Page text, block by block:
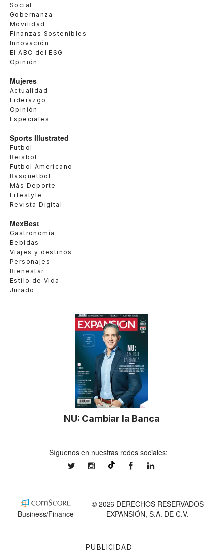
Social
Gobernanza
Movilidad
Finanzas Sostenibles
Innovación
El ABC del ESG
Opinión
Mujeres
Actualidad
Liderazgo
Opinión
Especiales
Sports Illustrated
Futbol
Beisbol
Futbol Americano
Basquetbol
Más Deporte
Lifestyle
Revista Digital
MexBest
Gastronomía
Bebidas
Viajes y destinos
Personajes
Bienestar
Estilo de Vida
Jurado
NU: Cambiar la Banca
PUBLICIDAD
Síguenos en nuestras redes sociales:
expansionmxexpansionmx ExpansionMex
Business/Finance
© 2026 DERECHOS RESERVADOS
EXPANSIÓN, S.A. DE C.V.